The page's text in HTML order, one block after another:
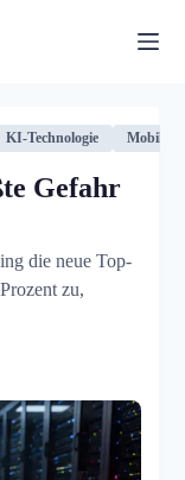
KI-Technologie Mobile-
Gefahr
die neue Top-
zu,